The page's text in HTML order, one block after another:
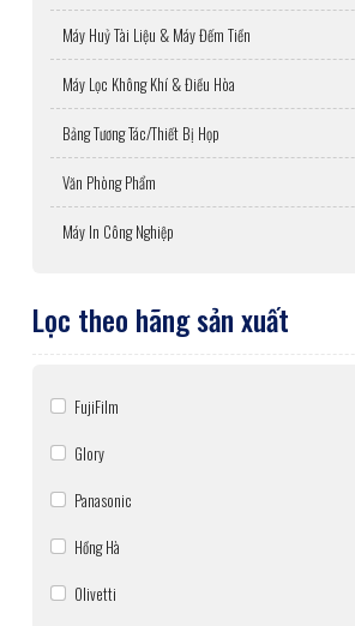
Máy Huỷ Tài Liệu & Máy Đếm Tiền
Máy Lọc Không Khí & Điều Hòa
Bảng Tương Tác/Thiết Bị Họp
Văn Phòng Phẩm
Máy In Công Nghiệp
Lọc theo hãng sản xuất
FujiFilm
Glory
Panasonic
Hồng Hà
Olivetti